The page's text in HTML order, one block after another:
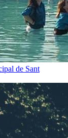
de Sant